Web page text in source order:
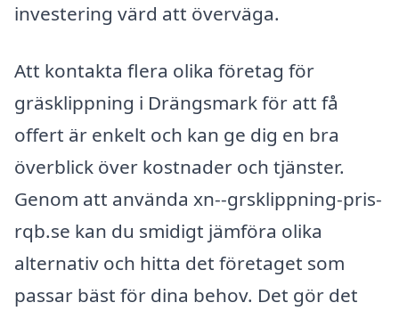
investering värd att överväga.
Att kontakta flera olika företag för
gräsklippning i Drängsmark för att få
offert är enkelt och kan ge dig en bra
överblick över kostnader och tjänster.
Genom att använda xn--grsklippning-pris-
rqb.se kan du smidigt jämföra olika
alternativ och hitta det företaget som
passar bäst för dina behov. Det gör det